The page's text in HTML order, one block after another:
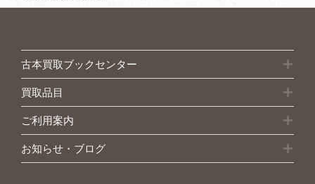
古本買取ブックセンター
買取品目
ご利用案内
お知らせ・ブログ